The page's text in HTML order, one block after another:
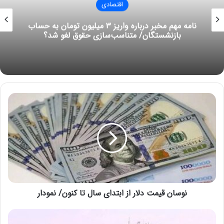
مجله خبری mydtc
اقتصادی
نامه مهم مخبر درباره واریز ۳ میلیون تومان به حساب
بازنشستگان/ متناسب‌سازی حقوق لغو شد؟
ن
ن
ق
ت
نوسان قیمت دلار از ابتدای سال تا کنون/ نمودار